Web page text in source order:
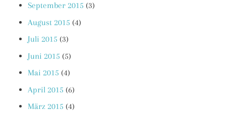
September 2015 (3)
August 2015 (4)
Juli 2015 (3)
Juni 2015 (5)
Mai 2015 (4)
April 2015 (6)
März 2015 (4)